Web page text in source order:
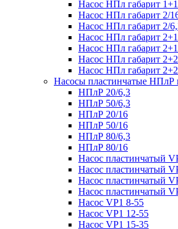
Насос НПл габарит
Насос НПл габарит 2/
Насос НПл габарит 2/
Насос НПл габарит
Насос НПл габарит
Насос НПл габарит
Насос НПл габарит
Насосы пластинчатые
НПлР 20/6,3
НПлР 50/6,3
НПлР 20/16
НПлР 50/16
НПлР 80/6,3
НПлР 80/16
Насос пластинчатый
Насос пластинчатый
Насос пластинчатый
Насос пластинчатый
Насос VP1 8-55
Насос VP1 12-55
Насос VP1 15-35